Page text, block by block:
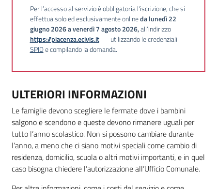
Per l’accesso al servizio è obbligatoria l'iscrizione, che si
effettua solo ed esclusivamente onlineda lunedì 22
giugno 2026a venerdì 7 agosto 2026,all’indirizzo
https://piacenza.ecivis.it
utilizzando le credenziali
SPIDe compilando la domanda.
ULTERIORI INFORMAZIONI
Le famiglie devono scegliere le fermate dove i bambini
salgono e scendono e queste devono rimanere uguali per
tutto l’anno scolastico. Non si possono cambiare durante
l’anno, a meno che ci siano motivi speciali come cambio di
residenza, domicilio, scuola o altri motivi importanti, e in quel
caso bisogna chiedere l’autorizzazione all’Ufficio Comunale.